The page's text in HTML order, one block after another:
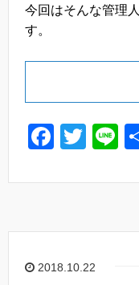
今回はそんな管理
す。
F
c
b
o
T
tt
Li
e
2018.10.22